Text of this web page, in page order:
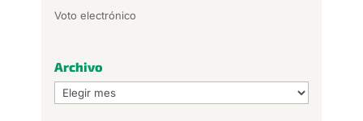
Voto electrónico
Archivo
Archivo